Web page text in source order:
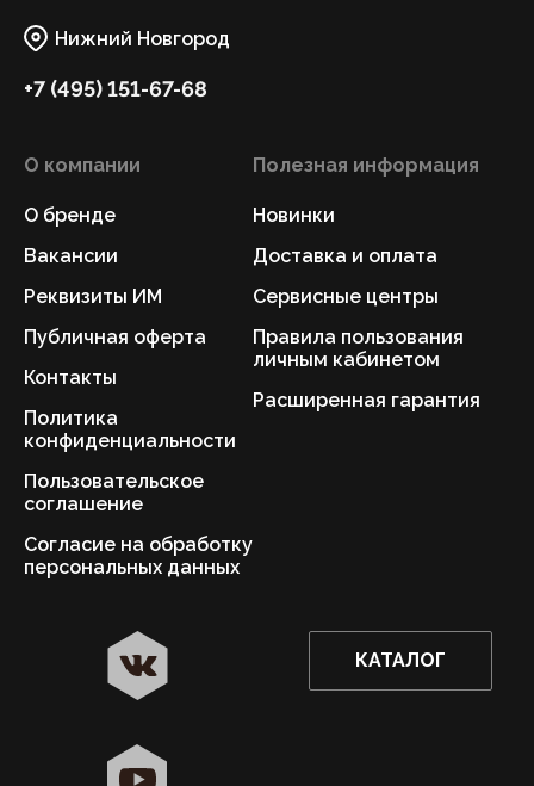
Нижний Новгород
+7 (495) 151-67-68
О компании
О бренде
Вакансии
Реквизиты ИМ
Публичная оферта
Контакты
Политика
конфиденциальности
Пользовательское
соглашение
Согласие на обработку
персональных данных
Полезная информация
Новинки
Доставка и оплата
Сервисные центры
Правила пользования
личным кабинетом
Расширенная гарантия
КАТАЛОГ